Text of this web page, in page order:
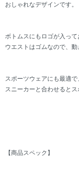
おしゃれなデザインです。
ボトムスにもロゴが入って
ウエストはゴムなので、動
スポーツウェアにも最適で
スニーカーと合わせると
【商品スペック】